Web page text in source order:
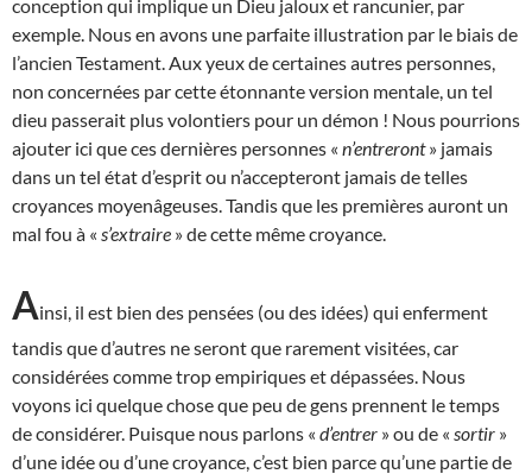
conception qui implique un Dieu jaloux et rancunier, par
exemple. Nous en avons une parfaite illustration par le biais de
l’ancien Testament. Aux yeux de certaines autres personnes,
non concernées par cette étonnante version mentale, un tel
dieu passerait plus volontiers pour un démon ! Nous pourrions
ajouter ici que ces dernières personnes « n’entreront» jamais
dans un tel état d’esprit ou n’accepteront jamais de telles
croyances moyenâgeuses. Tandis que les premières auront un
mal fou à « s’extraire » de cette même croyance.
Ainsi, il est bien des pensées (ou des idées) qui enferment
tandis que d’autres ne seront que rarement visitées, car
considérées comme trop empiriques et dépassées. Nous
voyons ici quelque chose que peu de gens prennent le temps
de considérer. Puisque nous parlons « d’entrer » ou de « sortir »
d’une idée ou d’une croyance, c’est bien parce qu’une partie de